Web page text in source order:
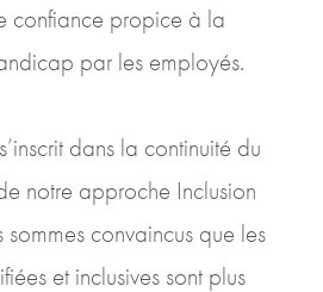
confiance propice à la
par les employés.
dans la continuité du
notre approche Inclusion
convaincus que les
et inclusives sont plus